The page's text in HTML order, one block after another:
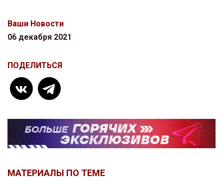
Ваши Новости
06 декабря 2021
ПОДЕЛИТЬСЯ
МАТЕРИАЛЫ ПО ТЕМЕ